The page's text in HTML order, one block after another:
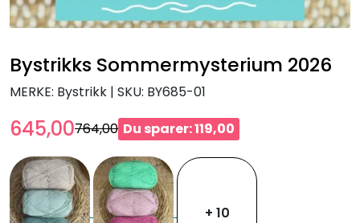
Bystrikks Sommermysterium 2026
MERKE: Bystrikk | SKU: BY685-01
645,00764,00 Du sparer: 119,00
+ 10